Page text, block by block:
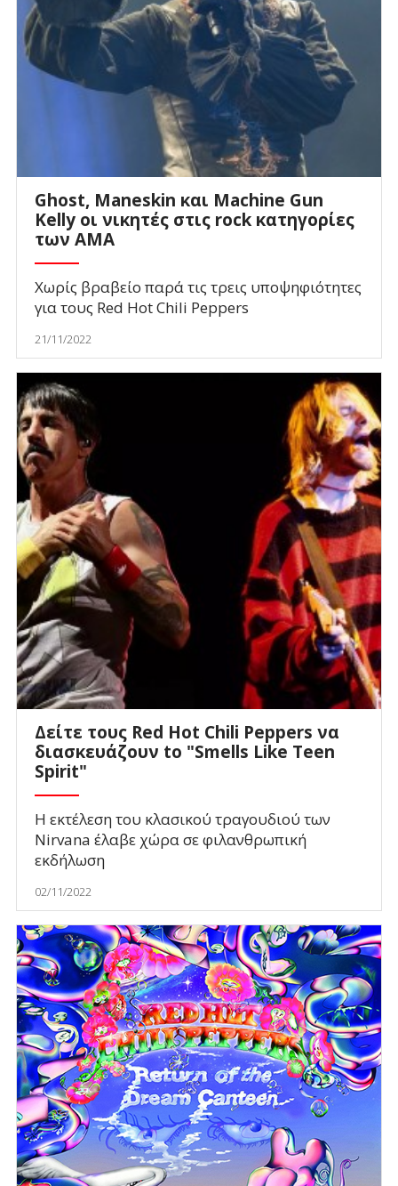
Ghost, Maneskin και Machine Gun
Kelly οι νικητές στις rock κατηγορίες
των AMA
Χωρίς βραβείο παρά τις τρεις υποψηφιότητες
για τους Red Hot Chili Peppers
21/11/2022
Δείτε τους Red Hot Chili Peppers να
διασκευάζουν to "Smells Like Teen
Spirit"
H εκτέλεση του κλασικού τραγουδιού των
Nirvana έλαβε χώρα σε φιλανθρωπική
εκδήλωση
02/11/2022